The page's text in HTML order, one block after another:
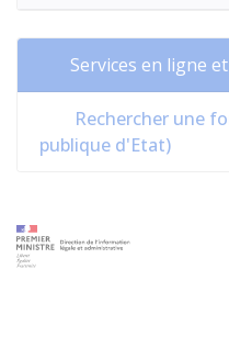
Services en ligne
Rechercher une
publique d'Etat)